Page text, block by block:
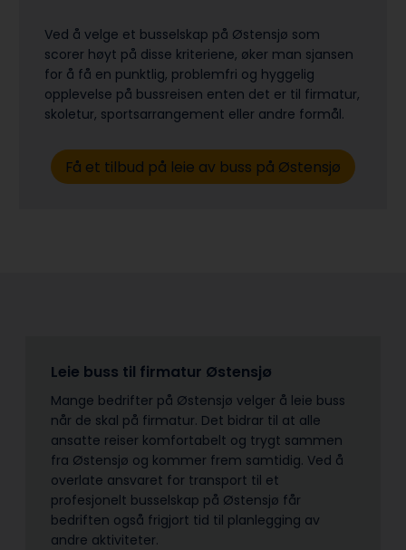
Ved å velge et busselskap på Østensjø som
scorer høyt på disse kriteriene, øker man sjansen
for å få en punktlig, problemfri og hyggelig
opplevelse på bussreisen enten det er til firmatur,
skoletur, sports­arrangement eller andre formål.
Få et tilbud på leie av buss på Østensjø
Leie buss til firmatur Østensjø
Mange bedrifter på Østensjø velger å leie buss
når de skal på firmatur. Det bidrar til at alle
ansatte reiser komfortabelt og trygt sammen
fra Østensjø og kommer frem samtidig. Ved å
overlate ansvaret for transport til et
profesjonelt busselskap på Østensjø får
bedriften også frigjort tid til planlegging av
andre aktiviteter.